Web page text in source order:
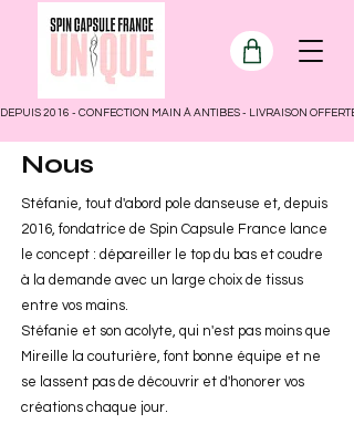
DEPUIS 2016 - CONFECTION MAIN À ANTIBES - LIVRAISON
Nous
Stéfanie, tout d'abord pole danseuse et, depuis
2016, fondatrice de Spin Capsule France lance
le concept : dépareiller le top du bas et coudre
à la demande avec un large choix de tissus
entre vos mains.
Stéfanie et son acolyte, qui n'est pas moins que
Mireille la couturière, font bonne équipe et ne
se lassent pas de découvrir et d'honorer vos
créations chaque jour.